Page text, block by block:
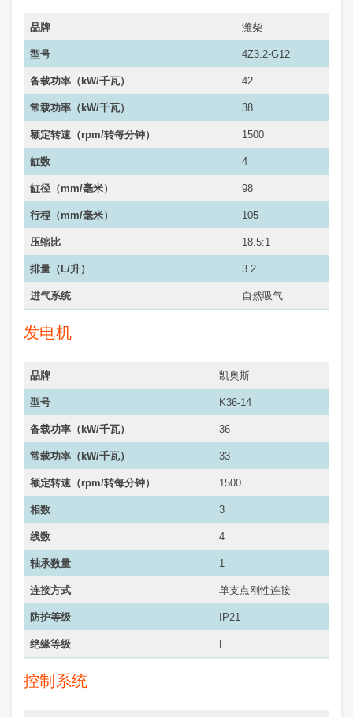
品牌 潍柴
型号 4Z3.2-G12
备载功率（kW/千瓦） 42
常载功率（ kW/千瓦） 38
额定转速（rpm/转每分钟） 1500
缸数 4
缸径（mm/毫米） 98
行程（mm/毫米） 105
压缩比 18.5:1
排量（L/升） 3.2
进气系统 自然吸气
发电机
品牌 凯奥斯
型号 K36-14
备载功率（kW/千瓦） 36
常载功率（ kW/千瓦） 33
额定转速（rpm/转每分钟） 1500
相数 3
线数 4
轴承数量 1
连接方式 单支点刚性连接
防护等级 IP21
绝缘等级 F
控制系统